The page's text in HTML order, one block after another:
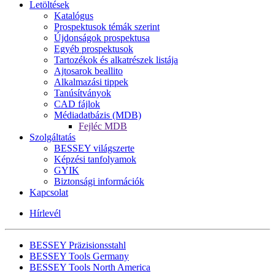
Letöltések
Katalógus
Prospektusok témák szerint
Újdonságok prospektusa
Egyéb prospektusok
Tartozékok és alkatrészek listája
Ajtosarok beallito
Alkalmazási tippek
Tanúsítványok
CAD fájlok
Médiadatbázis (MDB)
Fejléc MDB
Szolgáltatás
BESSEY világszerte
Képzési tanfolyamok
GYIK
Biztonsági információk
Kapcsolat
Hírlevél
BESSEY Präzisionsstahl
BESSEY Tools Germany
BESSEY Tools North America